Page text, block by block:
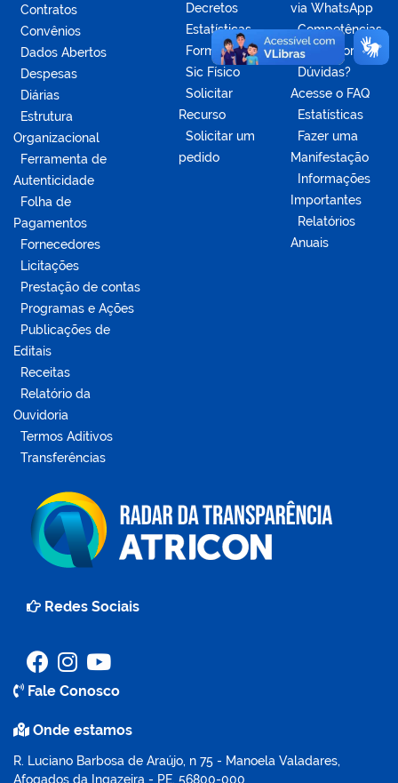
Contratos
Convênios
Dados Abertos
Despesas
Diárias
Estrutura
Organizacional
Ferramenta de
Autenticidade
Folha de
Pagamentos
Fornecedores
Licitações
Prestação de contas
Programas e Ações
Publicações de
Editais
Receitas
Relatório da
Ouvidoria
Termos Aditivos
Transferências
Decretos
Estatísticas
Formulários
Sic Físico
Solicitar
Recurso
Solicitar um
pedido
via WhatsApp
Competências
da Ouvidoria
Dúvidas?
Acesse o FAQ
Estatísticas
Fazer uma
Manifestação
Informações
Importantes
Relatórios
Anuais
Redes Sociais
Fale Conosco
Onde estamos
R. Luciano Barbosa de Araújo, n 75 - Manoela Valadares,
Afogados da Ingazeira - PE, 56800-000